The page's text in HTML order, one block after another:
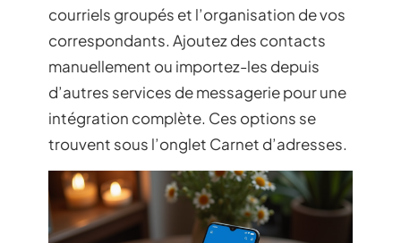
courriels groupés et l’organisation de vos
correspondants. Ajoutez des contacts
manuellement ou importez-les depuis
d’autres services de messagerie pour une
intégration complète. Ces options se
trouvent sous l’onglet Carnet d’adresses.